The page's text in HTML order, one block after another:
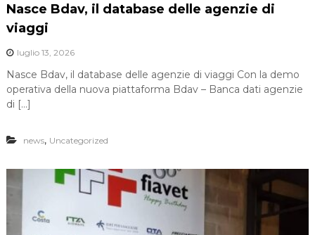
Nasce Bdav, il database delle agenzie di
viaggi
luglio 13, 2026
Nasce Bdav, il database delle agenzie di viaggi Con la demo
operativa della nuova piattaforma Bdav – Banca dati agenzie
di […]
news, Uncategorized